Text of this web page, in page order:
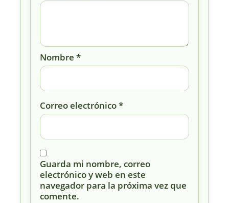
Nombre *
Correo electrónico*
Guarda mi nombre, correo
electrónico y web en este
navegador para la próxima vez que
comente.